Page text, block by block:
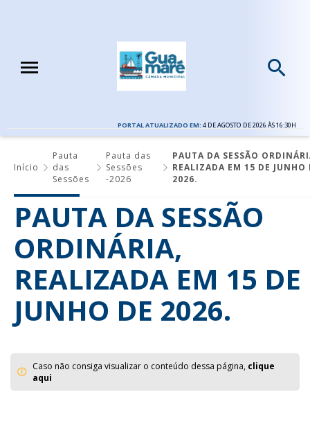
PORTAL ATUALIZADO EM: 4 DE AGOSTO DE 2026 ÀS 16:30H
Início
Pauta
das
Sessões
Pauta das
Sessões
-2026
PAUTA DA SESSÃO
REALIZADA EM 15 DE JUNHO
2026.
PAUTA DA SESSÃO
ORDINÁRIA,
REALIZADA EM 15 DE
JUNHO DE 2026.
Caso não consiga visualizar o conteúdo dessa página, clique
aqui